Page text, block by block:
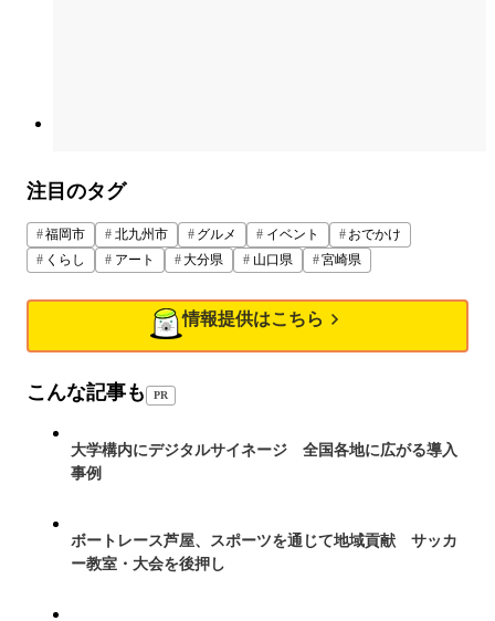
注目のタグ
福岡市 北九州市 グルメ イベント
おでかけ
くらし
アート 大分県 山口県 宮崎県
情報提供はこちら
こんな記事も PR
大学構内にデジタルサイネージ 全国各地に広がる導入
事例
ボートレース芦屋、スポーツを通じて地域貢献 サッカ
ー教室・大会を後押し